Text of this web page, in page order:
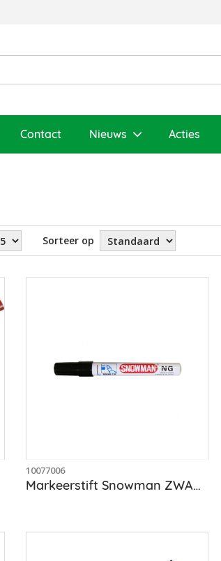
Contact Nieuws Acties
Sorteer op
Markeerstift Snowman ZWART/permanent
10077006